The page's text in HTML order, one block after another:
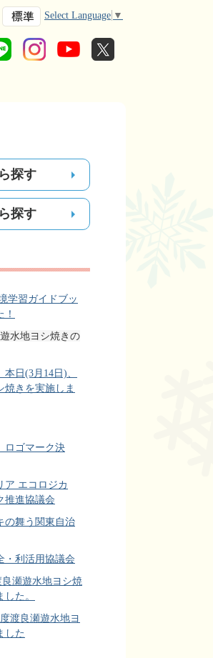
Select Language ▼
探す
探す
学習ガイドブッ
水地ヨシ焼きの
本日(3月14日)、
焼きを実施しま
ロゴマーク決
ア エコロジカ
推進協議会
の舞う関東自治
・利活用協議会
瀬遊水地ヨシ焼
た。
渡良瀬遊水地ヨ
した